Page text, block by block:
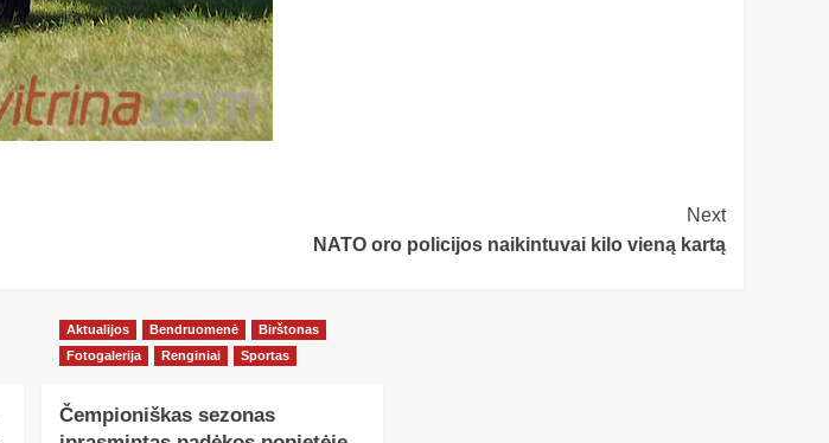
Next
NATO oro policijos naikintuvai kilo vieną kartą
Aktualijos Bendruomenė
Birštonas
Fotogalerija
Renginiai Sportas
Čempioniškas sezonas